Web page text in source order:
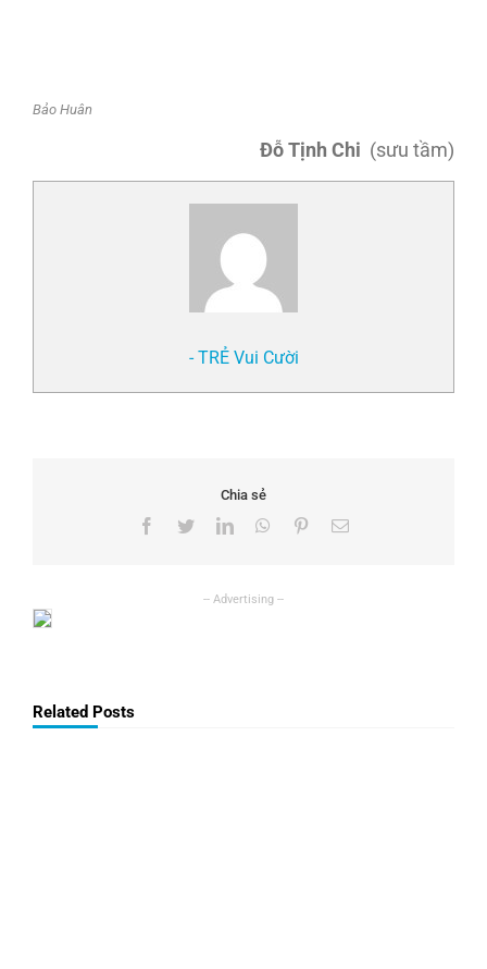
Bảo Huân
Đỗ Tịnh Chi (sưu tầm)
- TRẺ Vui Cười
Chia sẻ
Facebook
TwitterLinkedInWhatsApp
PinterestEmail
Related Posts